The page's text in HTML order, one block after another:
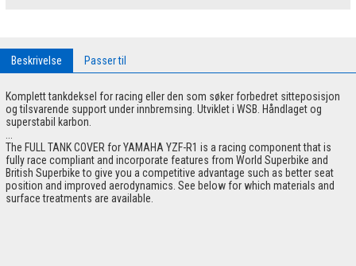
Beskrivelse Passer til
Komplett tankdeksel for racing eller den som søker forbedret sitteposisjon
og tilsvarende support under innbremsing. Utviklet i WSB. Håndlaget og
superstabil karbon.
The FULL TANK COVER for YAMAHA YZF-R1 is a racing component that is
fully race compliant and incorporate features from World Superbike and
British Superbike to give you a competitive advantage such as better seat
position and improved aerodynamics. See below for which materials and
surface treatments are available.